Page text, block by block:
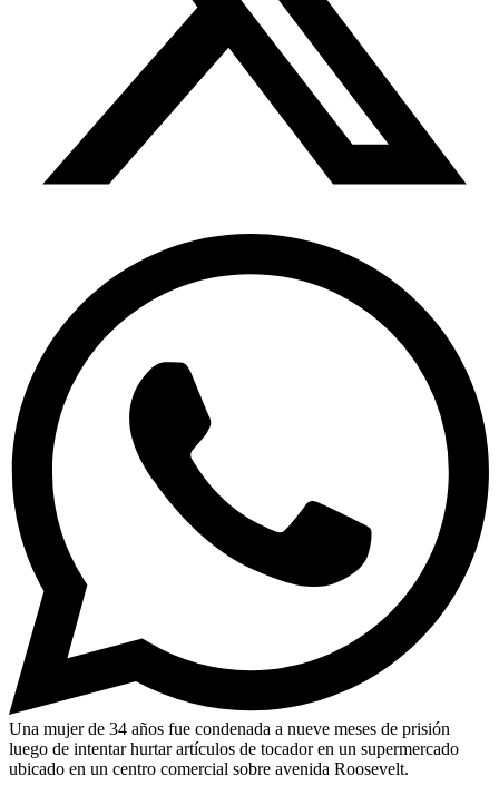
Una mujer de 34 años fue condenada a nueve meses de prisión
luego de intentar hurtar artículos de tocador en un supermercado
ubicado en un centro comercial sobre avenida Roosevelt.